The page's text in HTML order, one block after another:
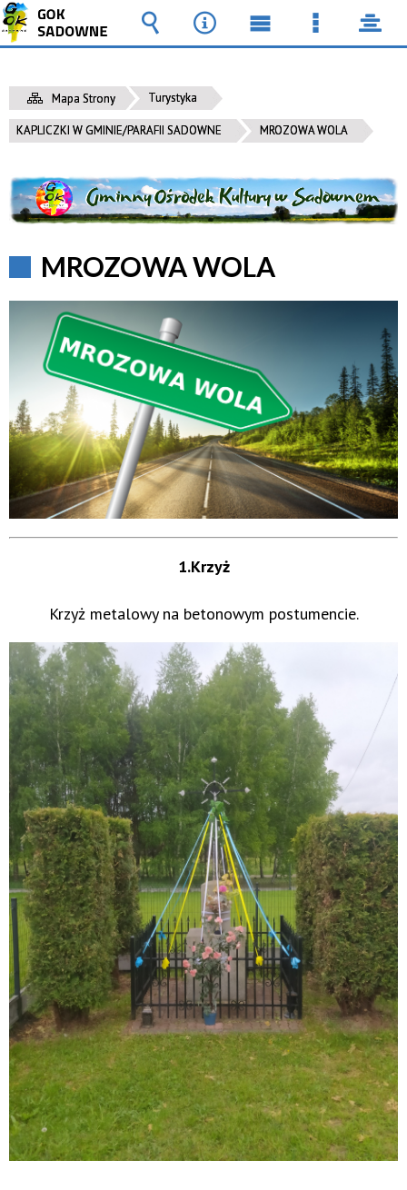
Mapa Strony Turystyka
KAPLICZKI W GMINIE/PARAFII SADOWNE MROZOWA WOLA
MROZOWA WOLA
1.Krzyż
Krzyż metalowy na betonowym postumencie.
Wyszukiwarka
Narzędzia
MenuMenu